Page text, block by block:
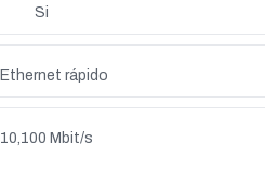
Si
Ethernet rápido
10,100 Mbit/s